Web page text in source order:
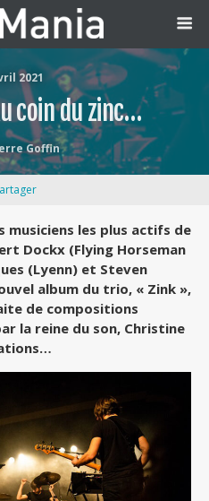
2021
coin du zinc…
Goffin
musiciens les plus actifs de
Dockx (Flying Horseman
(Lyenn) et Steven
album du trio, « Zink »,
de compositions
la reine du son, Christine